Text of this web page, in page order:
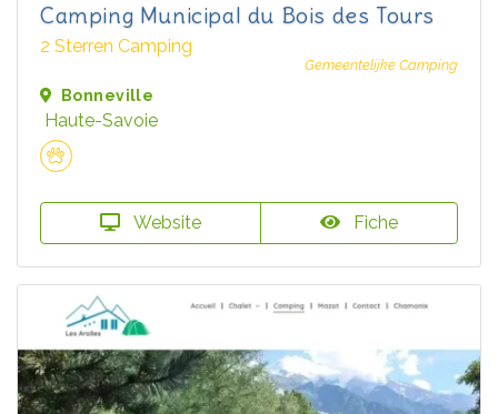
Camping Municipal du Bois des Tours
2 Sterren Camping
Gemeentelijke Camping
Bonneville
Haute-Savoie
Website Fiche